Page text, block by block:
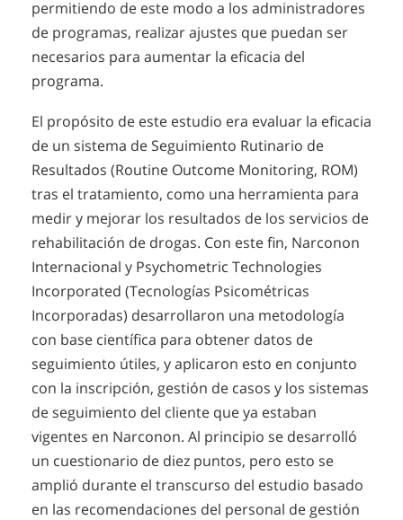
permitiendo de este modo a los administradores
de programas, realizar ajustes que puedan ser
necesarios para aumentar la eficacia del
programa.
El propósito de este estudio era evaluar la eficacia
de un sistema de Seguimiento Rutinario de
Resultados (Routine Outcome Monitoring, ROM)
tras el tratamiento, como una herramienta para
medir y mejorar los resultados de los servicios de
rehabilitación de drogas. Con este fin, Narconon
Internacional y Psychometric Technologies
Incorporated (Tecnologías Psicométricas
Incorporadas) desarrollaron una metodología
con base científica para obtener datos de
seguimiento útiles, y aplicaron esto en conjunto
con la inscripción, gestión de casos y los sistemas
de seguimiento del cliente que ya estaban
vigentes en Narconon. Al principio se desarrolló
un cuestionario de diez puntos, pero esto se
amplió durante el transcurso del estudio basado
en las recomendaciones del personal de gestión